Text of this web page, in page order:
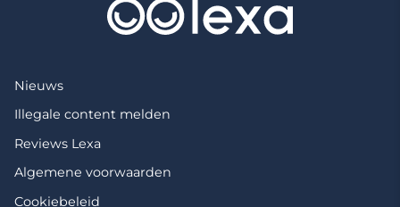
Nieuws
Illegale content melden
Reviews Lexa
Algemene voorwaarden
Cookiebeleid